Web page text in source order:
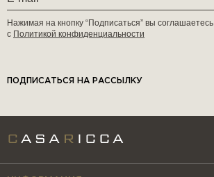
Нажимая на кнопку “Подписаться” вы соглашаетесь
с Политикой конфиденциальности
ПОДПИСАТЬСЯ НА РАССЫЛКУ